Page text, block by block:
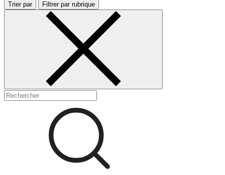
Trier par Filtrer par rubrique